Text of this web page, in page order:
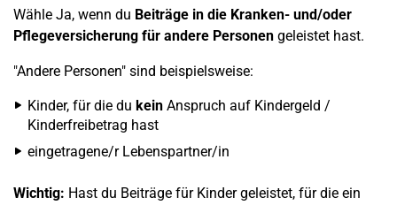
Wähle Ja, wenn du Beiträge in die Kranken- und/oder
Pflegeversicherung für andere Personen geleistet hast.
"Andere Personen" sind beispielsweise:
Kinder, für die du kein Anspruch auf Kindergeld /
Kinderfreibetrag hast
eingetragene/r Lebenspartner/in
Wichtig: Hast du Beiträge für Kinder geleistet, für die ein